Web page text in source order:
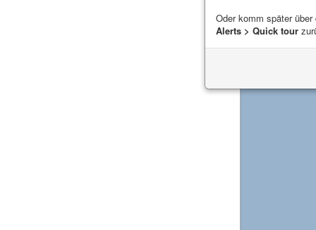
Oder komm später über
Alerts > Quick tour